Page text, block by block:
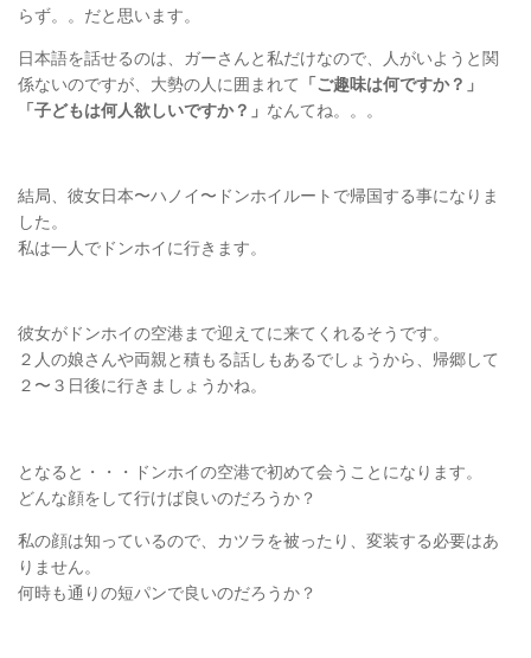
らず。。だと思います。
日本語を話せるのは、ガーさんと私だけなので、人がいようと関
係ないのですが、大勢の人に囲まれて
「ご趣味は何ですか？」
「子どもは何人欲しいですか？」 なんてね。。。
結局、彼女日本〜ハノイ〜ドンホイルートで帰国する事になりま
した。
私は一人でドンホイに行きます。
彼女がドンホイの空港まで迎えてに来てくれるそうです。
２人の娘さんや両親と積もる話しもあるでしょうから、帰郷して
２〜３日後に行きましょうかね。
となると・・・ドンホイの空港で初めて会うことになります。
どんな顔をして行けば良いのだろうか？
私の顔は知っているので、カツラを被ったり、変装する必要はあ
りません。
何時も通りの短パンで良いのだろうか？